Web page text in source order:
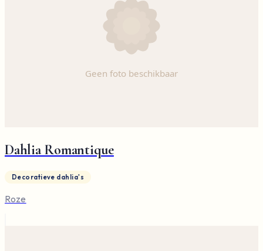
Dahlia Romantique
Decoratieve dahlia's
Roze